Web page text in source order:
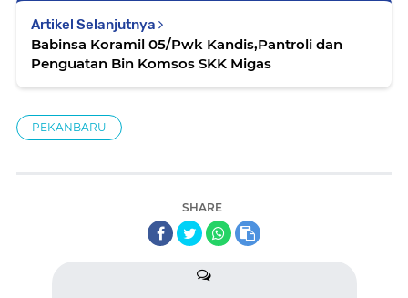
Artikel Selanjutnya
Babinsa Koramil 05/Pwk Kandis,Pantroli dan
Penguatan Bin Komsos SKK Migas
PEKANBARU
SHARE